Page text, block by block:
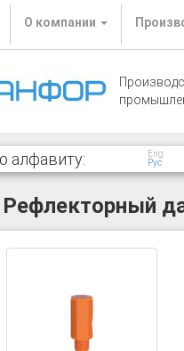
О компании
алфавиту:
Eng
Рус
Рефлекторный